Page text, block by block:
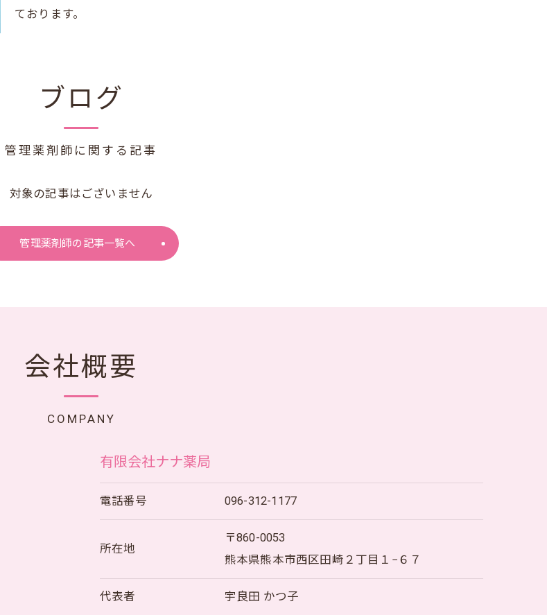
ております。
ブログ
管理薬剤師に関する記事
対象の記事はございません
管理薬剤師の記事一覧へ
会社概要
COMPANY
有限会社ナナ薬局
電話番号 096-312-1177
所在地
〒860-0053
熊本県熊本市西区田崎２丁目１−６７
代表者 宇良田 かつ子